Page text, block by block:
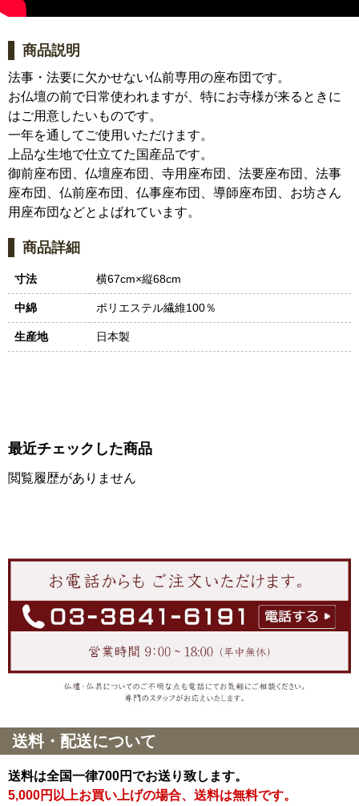
商品説明
法事・法要に欠かせない仏前専用の座布団です。
お仏壇の前で日常使われますが、特にお寺様が来るときに
はご用意したいものです。
一年を通してご使用いただけます。
上品な生地で仕立てた国産品です。
御前座布団、仏壇座布団、寺用座布団、法要座布団、法事
座布団、仏前座布団、仏事座布団、導師座布団、お坊さん
用座布団などとよばれています。
商品詳細
寸法 横67cm×縦68cm
中綿 ポリエステル繊維100％
生産地 日本製
最近チェックした商品
閲覧履歴がありません
送料・配送について
送料は全国一律700円でお送り致します。
5,000円以上お買い上げの場合、送料は無料です。